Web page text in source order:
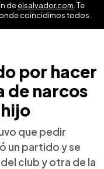
deelsalvador.com . Te
coincidimos todos.
por hacer
de narcos
que pedir
un partido y se
club y otra de la